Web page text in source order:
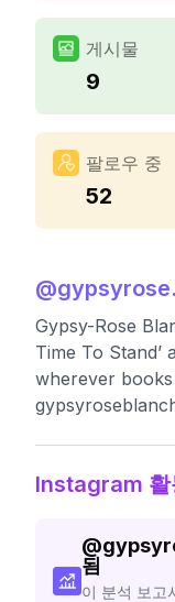
게시물
9
팔로우 중
52
@
Gypsy-Rose
Time To Stand’
wherever
Instagram 활
@
됨
이 분석 보고